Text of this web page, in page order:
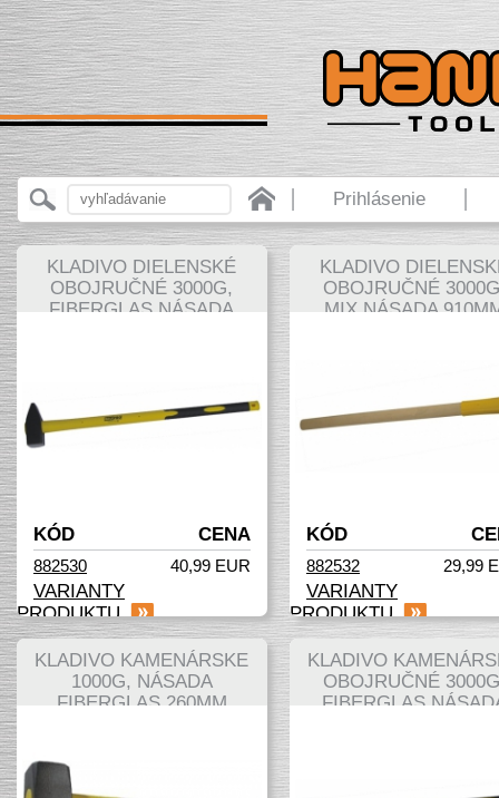
Prihlásenie
KLADIVO DIELENSKÉ
OBOJRUČNÉ 3000G,
FIBERGLAS NÁSADA
KÓD CENA
882530 40,99 EUR
VARIANTY
PRODUKTU
KLADIVO
OBOJRUČNÉ
MIX NÁSADA
KÓD
882532 29,99
VARIANTY
PRODUKTU
KLADIVO KAMENÁRSKE
1000G, NÁSADA
FIBERGLAS 260MM
KLADIVO
OBOJRUČNÉ
FIBERGLAS